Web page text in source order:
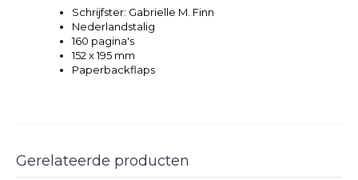
Schrijfster: Gabrielle M. Finn
Nederlandstalig
160 pagina's
152 x 195 mm
Paperbackflaps
Gerelateerde producten